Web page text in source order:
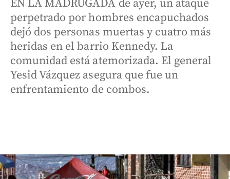
EN LA MADRUGADA de ayer, un ataque
perpetrado por hombres encapuchados
dejó dos personas muertas y cuatro más
heridas en el barrio Kennedy. La
comunidad está atemorizada. El general
Yesid Vázquez asegura que fue un
enfrentamiento de combos.